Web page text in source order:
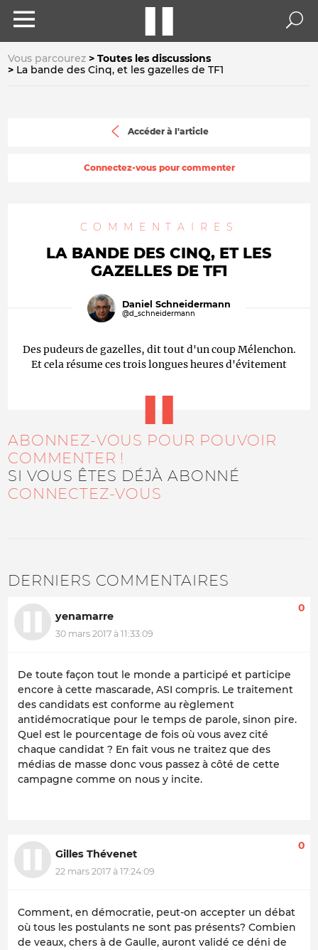
Vous parcourez
Toutes les discussions
La bande des Cinq, et les gazelles de TF1
Accéder à l'article
Connectez-vous pour commenter
COMMENTAIRES
LA BANDE DES CINQ, ET LES
GAZELLES DE TF1
Daniel Schneidermann
@d_schneidermann
Des pudeurs de gazelles, dit tout d'un coup Mélenchon.
Et cela résume ces trois longues heures d'évitement
ABONNEZ-VOUS POUR POUVOIR
COMMENTER !
SI VOUS ÊTES DÉJÀ ABONNÉ
CONNECTEZ-VOUS
DERNIERS COMMENTAIRES
yenamarre
30 mars 2017 à 11:33:09
0
De toute façon tout le monde a participé et participe
encore à cette mascarade, ASI compris. Le traitement
des candidats est conforme au règlement
antidémocratique pour le temps de parole, sinon pire.
Quel est le pourcentage de fois où vous avez cité
chaque candidat ? En fait vous ne traitez que des
médias de masse donc vous passez à côté de cette
campagne comme on nous y incite.
Gilles Thévenet
22 mars 2017 à 17:24:09
0
Comment, en démocratie, peut-on accepter un débat
où tous les postulants ne sont pas présents? Combien
de veaux, chers à de Gaulle, auront validé ce déni de